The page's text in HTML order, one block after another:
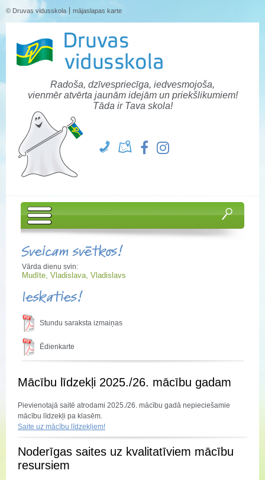
© Druvas vidusskola mājaslapas karte
Radoša, dzīvespriecīga, iedvesmojoša,
vienmēr atvērta jaunām idejām un priekšlikumiem!
Tāda ir Tava skola!
Sveicam svētkos!
Vārda dienu svin:
Mudīte, Vladislava, Vladislavs
Ieskaties!
Stundu saraksta izmaiņas
Ēdienkarte
Mācību līdzekļi 2025./26. mācību gadam
Pievienotajā saitē atrodami 2025./26. mācību gadā nepieciešamie
mācību līdzekļi pa klasēm.
Saite uz mācību līdzekļiem!
Noderīgas saites uz kvalitatīviem mācību
resursiem